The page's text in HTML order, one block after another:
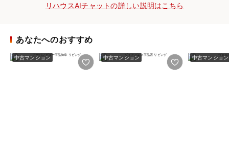
リハウスAIチャットの詳しい説明はこちら
あなたへのおすすめ
中古マンション 中古マンション 中古マンション